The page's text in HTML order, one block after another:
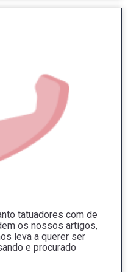
tatuadores com de
os nossos artigos,
leva a querer ser
e procurado